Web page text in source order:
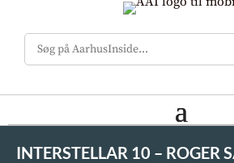
INTERSTELLAR 10 – ROGER